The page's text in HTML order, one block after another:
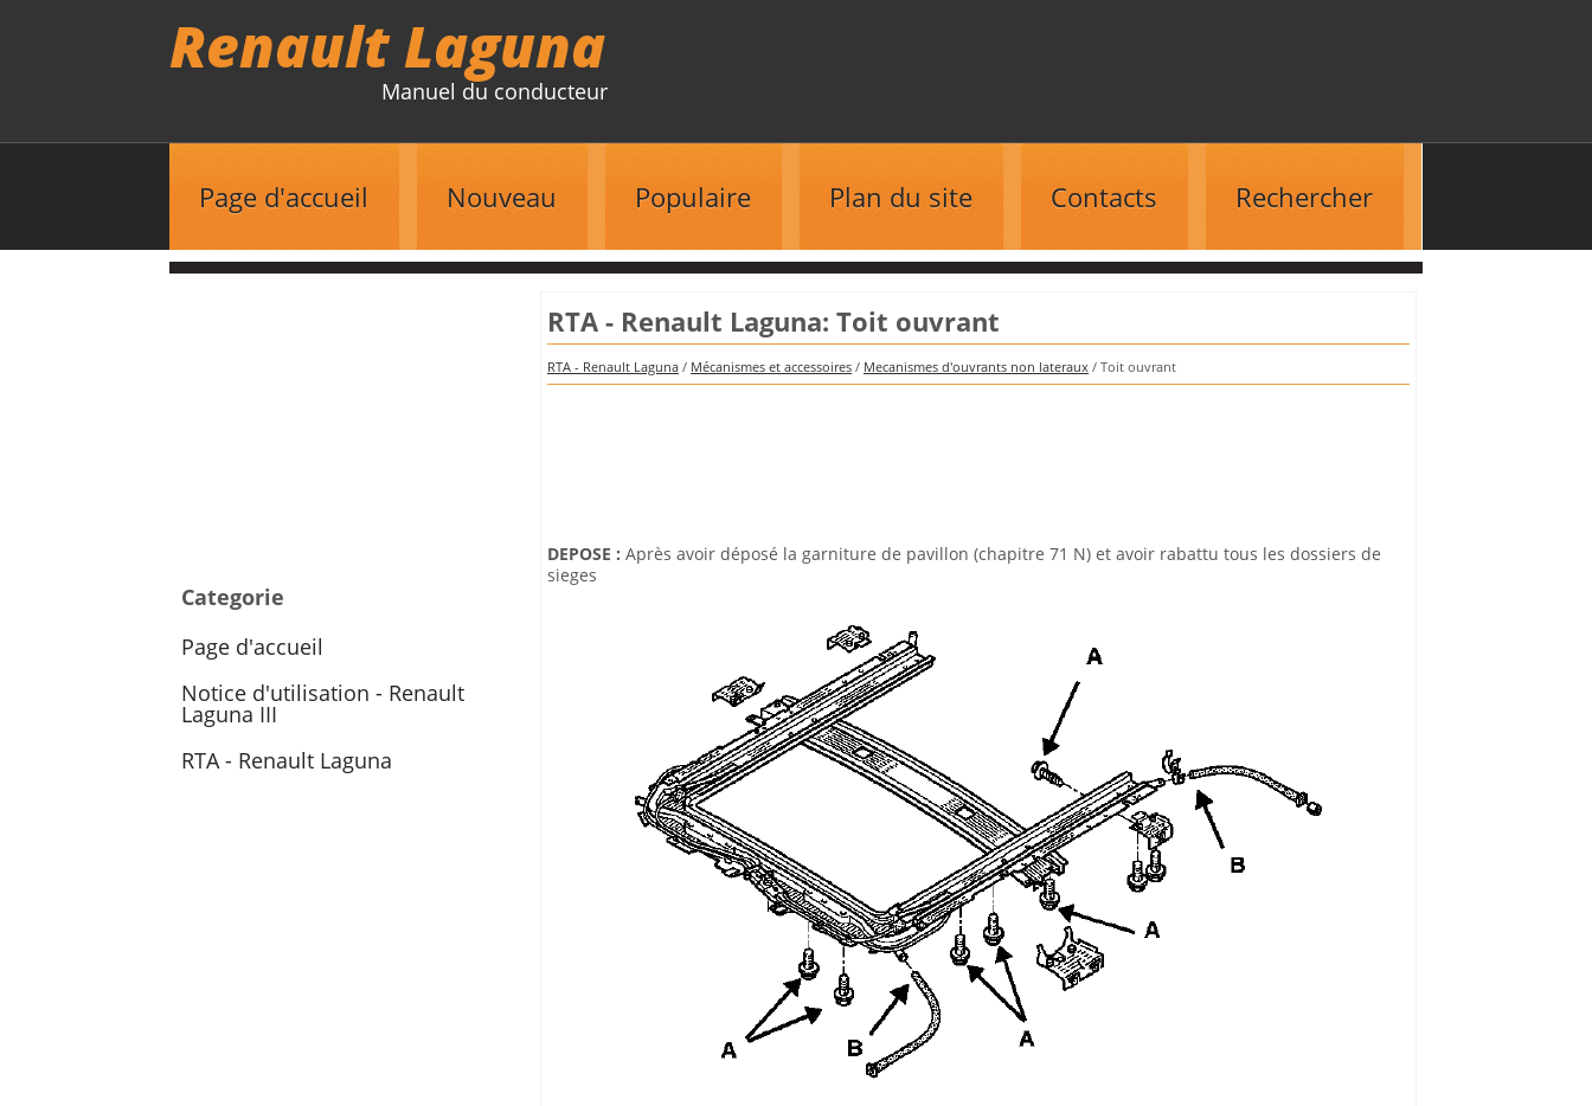
Renault Laguna
Manuel du conducteur
Page d'accueil Nouveau Populaire Plan du site Contacts Rechercher
RTA - Renault Laguna: Toit ouvrant
RTA - Renault Laguna / Mécanismes et accessoires / Mecanismes d'ouvrants non lateraux / Toit ouvrant
DEPOSE : Après avoir déposé la garniture de pavillon (chapitre 71 N) et avoir rabattu tous les dossiers de
sieges
Categorie
Page d'accueil
Notice d'utilisation - Renault
Laguna III
RTA - Renault Laguna